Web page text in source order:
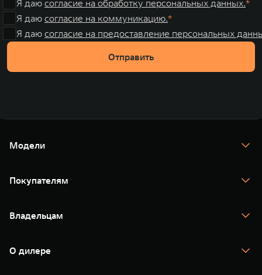
Я даю согласие на обработку персональных данных.
Я даю согласие на коммуникацию.
Я даю согласие на предоставление персональных
Отправить
Модели
TANK 400
TANK 500
Покупателям
Тест-драйв
TANK Финансы
Корпоративным клиентам
Зарядные станции
Владельцам
Помощь на дороге
Новые цифровые сервисы TANK
О дилере